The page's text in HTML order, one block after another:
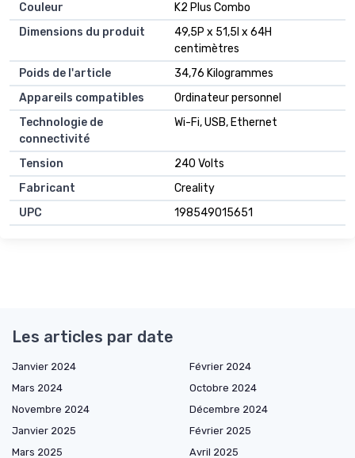
Couleur
K2 Plus Combo
Dimensions du produit
49,5P x 51,5l x 64H
centimètres
Poids de l'article
34,76 Kilogrammes
Appareils compatibles
Ordinateur personnel
Technologie de
connectivité
Wi-Fi, USB, Ethernet
Tension
240 Volts
Fabricant
Creality
UPC
198549015651
Les articles par date
Janvier 2024
Février 2024
Mars 2024
Octobre 2024
Novembre 2024
Décembre 2024
Janvier 2025
Février 2025
Mars 2025
Avril 2025